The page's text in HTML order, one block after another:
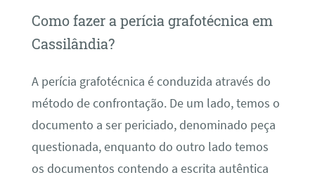
Como fazer a perícia grafotécnica em
Cassilândia?
A perícia grafotécnica é conduzida através do
método de confrontação. De um lado, temos o
documento a ser periciado, denominado peça
questionada, enquanto do outro lado temos
os documentos contendo a escrita autêntica